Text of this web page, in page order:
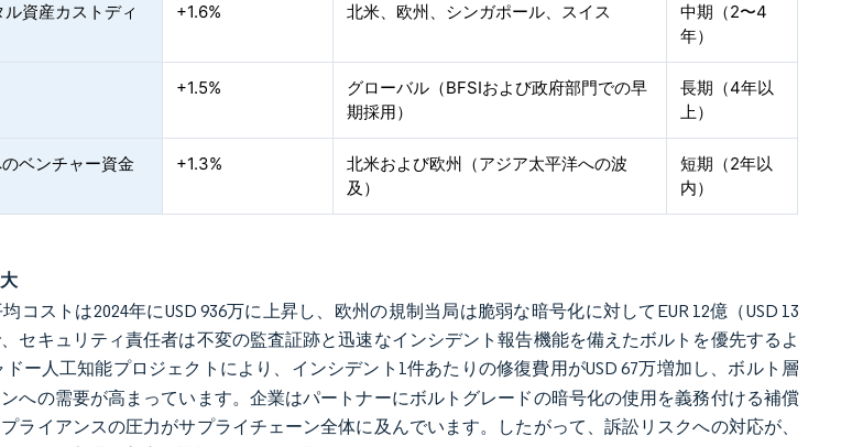
資産カストディ +1.6% 北米、欧州、シンガポール、スイス
中期（2〜4
年）
+1.5%
グローバル（BFSIおよび政府部門での早
期採用）
長期（4年以
上）
ベンチャー資金
+1.3%
北米および欧州（アジア太平洋への波
及）
短期（2年以
内）
コストは2024年にUSD 936万に上昇し、欧州の規制当局は脆弱な暗号化に対してEUR 12億（USD 13
セキュリティ責任者は不変の監査証跡と迅速なインシデント報告機能を備えたボルトを優先するよ
ドー人工知能プロジェクトにより、インシデント1件あたりの修復費用がUSD 67万増加し、ボルト層
への需要が高まっています。企業はパートナーにボルトグレードの暗号化の使用を義務付ける補償
ライアンスの圧力がサプライチェーン全体に及んでいます。したがって、訴訟リスクへの対応が、